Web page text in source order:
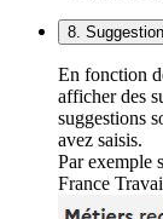
8.
En fonction
afficher des
suggestions
avez saisis.
Par exemple
France